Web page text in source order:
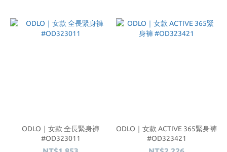
ODLO｜女款 全長緊身褲
#OD323011
ODLO｜女款 ACTIVE 365緊身褲
#OD323421